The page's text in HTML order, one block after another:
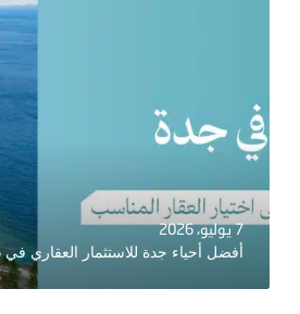
7 يوليو، 2026
أفضل أحياء جدة للاستثمار العقاري في 2026